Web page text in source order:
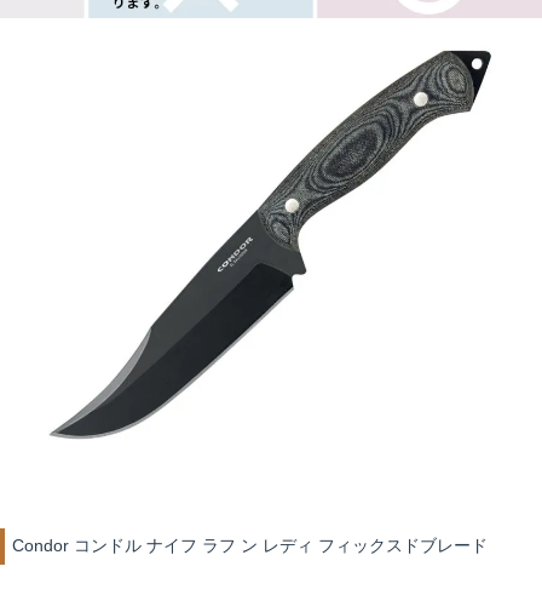
Condor コンドル ナイフ ラフ ン レディ フィックスドブレード